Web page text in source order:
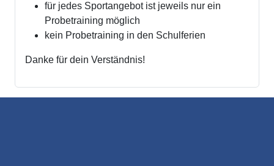
für jedes Sportangebot ist jeweils nur ein
Probetraining möglich
kein Probetraining in den Schulferien
Danke für dein Verständnis!